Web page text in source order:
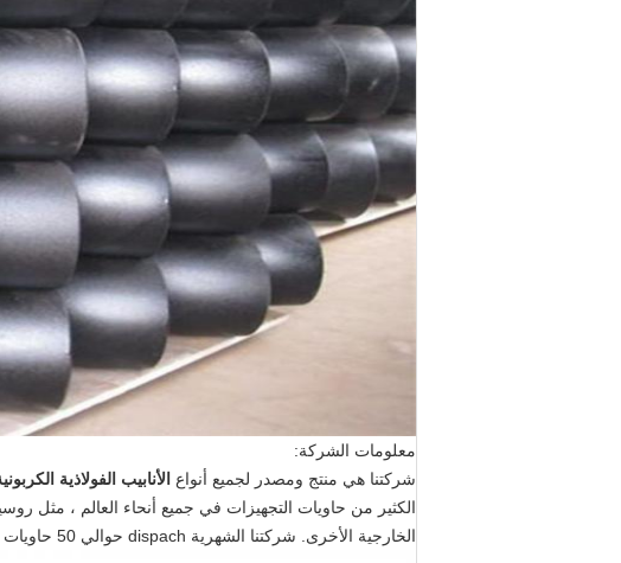
معلومات الشركة:
شركتنا هي منتج ومصدر لجميع أنواع الأنابيب الفولاذية
الكثير من حاويات التجهيزات في جميع أنحاء العالم ، مثل
الخارجية الأخرى. شركتنا الشهرية dispach حوالي 50 حاويات التجهيزات. نحن نقدم لعملائنا خدمة الشباك الواحد من أجل التسليم.